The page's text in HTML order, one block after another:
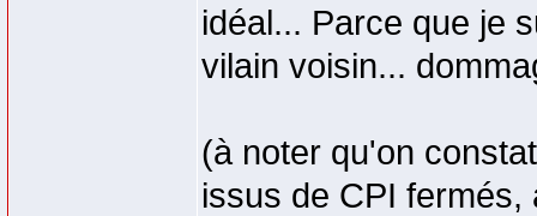
idéal... Parce que je
vilain voisin...
(à noter qu'on
issus de CPI